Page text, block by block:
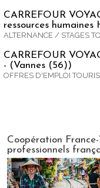
CARREFOUR
ressources
ALTERNANCE / STAGES
CARREFOUR
- (Vannes (56))
OFFRES D'EMPLOI
Coopération
professionnels